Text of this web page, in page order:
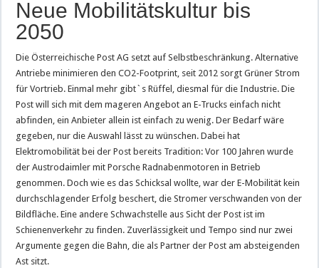
Neue Mobilitätskultur bis
2050
Die Österreichische Post AG setzt auf Selbstbeschränkung. Alternative
Antriebe minimieren den CO2-Footprint, seit 2012 sorgt Grüner Strom
für Vortrieb. Einmal mehr gibt`s Rüffel, diesmal für die Industrie. Die
Post will sich mit dem mageren Angebot an E-Trucks einfach nicht
abfinden, ein Anbieter allein ist einfach zu wenig. Der Bedarf wäre
gegeben, nur die Auswahl lässt zu wünschen. Dabei hat
Elektromobilität bei der Post bereits Tradition: Vor 100 Jahren wurde
der Austrodaimler mit Porsche Radnabenmotoren in Betrieb
genommen. Doch wie es das Schicksal wollte, war der E-Mobilität kein
durchschlagender Erfolg beschert, die Stromer verschwanden von der
Bildfläche. Eine andere Schwachstelle aus Sicht der Post ist im
Schienenverkehr zu finden. Zuverlässigkeit und Tempo sind nur zwei
Argumente gegen die Bahn, die als Partner der Post am absteigenden
Ast sitzt.